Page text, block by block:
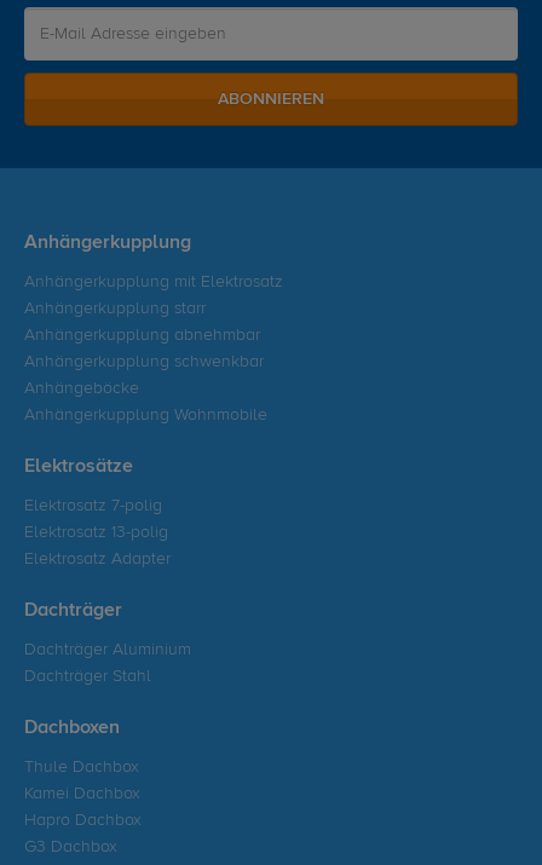
ABONNIEREN
Anhängerkupplung
Anhängerkupplung mit Elektrosatz
Anhängerkupplung starr
Anhängerkupplung abnehmbar
Anhängerkupplung schwenkbar
Anhängeböcke
Anhängerkupplung Wohnmobile
Elektrosätze
Elektrosatz 7-polig
Elektrosatz 13-polig
Elektrosatz Adapter
Dachträger
Dachträger Aluminium
Dachträger Stahl
Dachboxen
Thule Dachbox
Kamei Dachbox
Hapro Dachbox
G3 Dachbox